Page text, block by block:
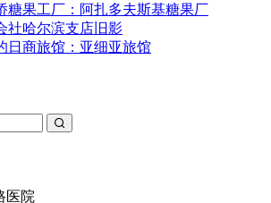
糖果工厂：阿扎多夫斯基糖果厂
社哈尔滨支店旧影
日商旅馆：亚细亚旅馆